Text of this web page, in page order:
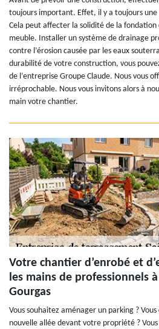
toujours important. Effet, il y a toujours une
Cela peut affecter la solidité de la fondation
meuble. Installer un système de drainage
contre l’érosion causée par les eaux
durabilité de votre construction, vous
de l’entreprise Groupe Claude. Nous vous
irréprochable. Nous vous invitons alors à
main votre chantier.
Votre chantier d’enrobé et
les mains de professionnels
Gourgas
Vous souhaitez aménager un parking ?
nouvelle allée devant votre propriété ?